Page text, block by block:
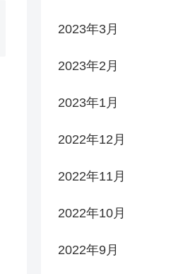
2023年3月
2023年2月
2023年1月
2022年12月
2022年11月
2022年10月
2022年9月